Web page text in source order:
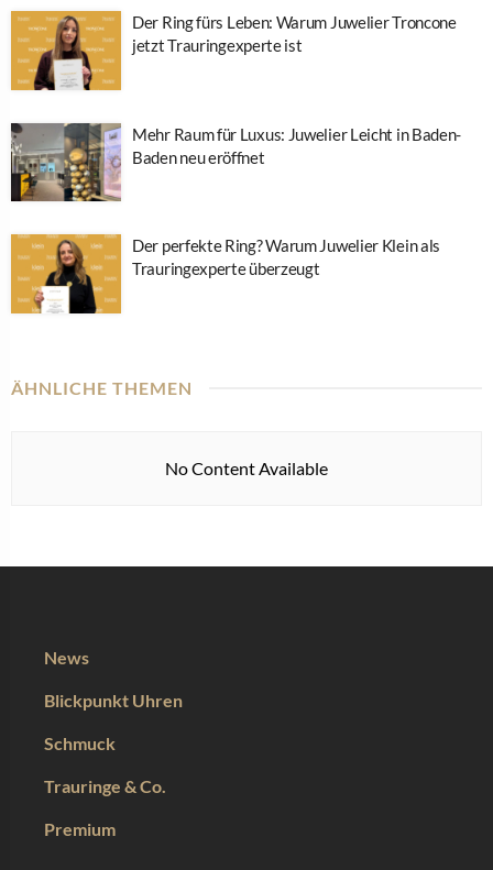
Der Ring fürs Leben: Warum Juwelier Troncone
jetzt Trauringexperte ist
Mehr Raum für Luxus: Juwelier Leicht in Baden-
Baden neu eröffnet
Der perfekte Ring? Warum Juwelier Klein als
Trauringexperte überzeugt
ÄHNLICHE THEMEN
No Content Available
News
Blickpunkt Uhren
Schmuck
Trauringe & Co.
Premium